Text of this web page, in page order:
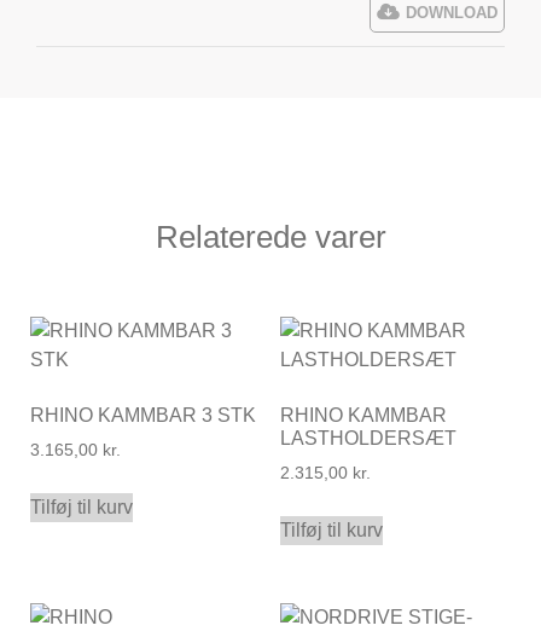
DOWNLOAD
Relaterede varer
RHINO KAMMBAR 3 STK
3.165,00 kr.
Tilføj til kurv
RHINO KAMMBAR
LASTHOLDERSÆT
2.315,00 kr.
Tilføj til kurv